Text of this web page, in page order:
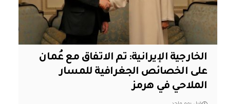
‏الخارجية الإيرانية: تم الاتفاق مع عُمان
على الخصائص الجغرافية للمسار
الملاحي في هرمز